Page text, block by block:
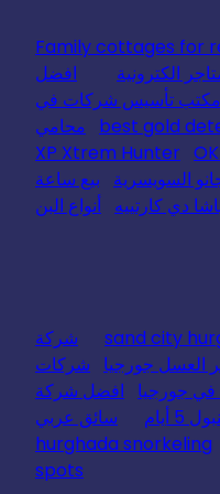
Family cottages for
الكترونية
افضل
مكتب تأسيس شركات في
best gold
محامي
XP Xtrem Hunter
السويسرية
بيع ساعة
دي كارتييه أنواع البن
sand city
شركة
العسل جورجيا
شركات
جورجيا
افضل شركة
أيام
سائق عربي
hurghada snorkeling
spots